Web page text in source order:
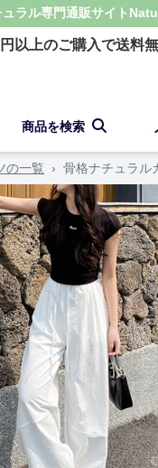
ラル専門通販サイト
円以上のご購入で送料
商品を検索
の一覧 › 骨格ナチュラル